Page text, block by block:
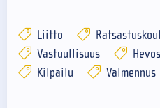
Liitto
Vastuullisuus
Kilpailu
Valmennus